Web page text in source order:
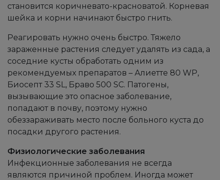
становится коричневато-красноватой. Корневая
шейка и корни начинают быстро гнить.
Реагировать нужно очень быстро. Тяжело
зараженные растения следует удалять из сада, а
соседние кусты обработать одним из
рекомендуемых препаратов – Алиетте 80 WP,
Биосепт 33 SL, Браво 500 SC. Патогены,
вызывающие это опасное заболевание,
попадают в почву, поэтому нужно
обеззараживать место после больного куста до
посадки другого растения.
Физиологические заболевания
Инфекционные заболевания не всегда
являются причиной проблем. Иногда может